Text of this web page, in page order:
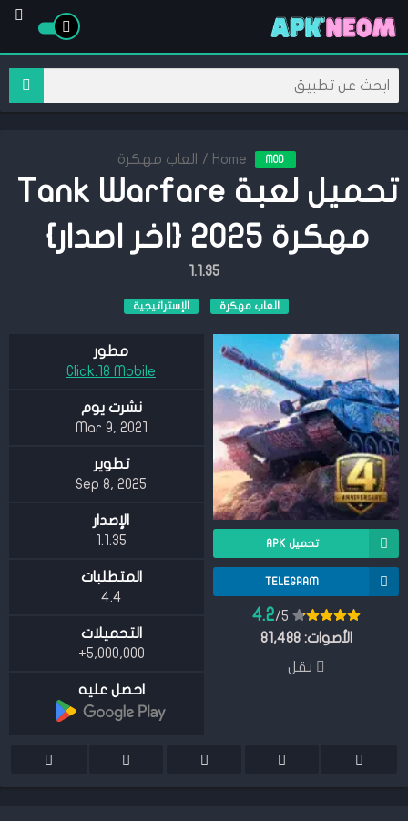
MOD
Home
/ العاب مهكرة
تحميل لعبة Tank Warfare
مهكرة 2025 {اخر اصدار}
1.1.35
العاب مهكرة الإستراتيجية
تحميل APK
TELEGRAM
4.2/5
الأصوات:81,488
نقل
مطور
Click.18 Mobile
نشرت يوم
Mar 9, 2021
تطوير
Sep 8, 2025
الإصدار
1.1.35
المتطلبات
4.4
التحميلات
5,000,000+
احصل عليه